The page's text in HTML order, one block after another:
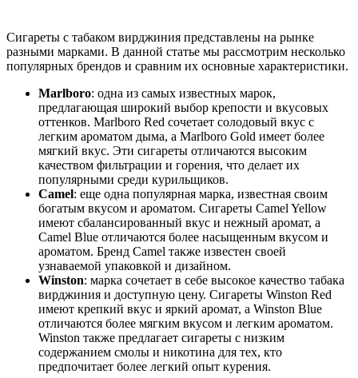
Сигареты с табаком вирджиния представлены на рынке
разными марками. В данной статье мы рассмотрим несколько
популярных брендов и сравним их основные характеристики.
Marlboro: одна из самых известных марок,
предлагающая широкий выбор крепости и вкусовых
оттенков. Marlboro Red сочетает солодовый вкус с
легким ароматом дыма, а Marlboro Gold имеет более
мягкий вкус. Эти сигареты отличаются высоким
качеством фильтрации и горения, что делает их
популярными среди курильщиков.
Camel: еще одна популярная марка, известная своим
богатым вкусом и ароматом. Сигареты Camel Yellow
имеют сбалансированный вкус и нежный аромат, а
Camel Blue отличаются более насыщенным вкусом и
ароматом. Бренд Camel также известен своей
узнаваемой упаковкой и дизайном.
Winston: марка сочетает в себе высокое качество табака
вирджиния и доступную цену. Сигареты Winston Red
имеют крепкий вкус и яркий аромат, а Winston Blue
отличаются более мягким вкусом и легким ароматом.
Winston также предлагает сигареты с низким
содержанием смолы и никотина для тех, кто
предпочитает более легкий опыт курения.